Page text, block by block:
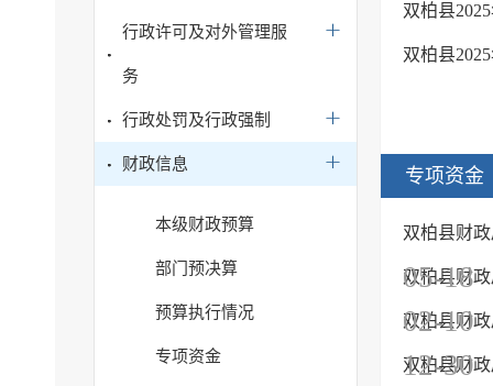
行政许可及对外管理服
务
行政处罚及行政强制
财政信息
本级财政预算
部门预决算
预算执行情况
专项资金
双柏县
双柏县
专项资金
双柏县财
05-18
双柏县财
02-10
双柏县财
12-30
双柏县财